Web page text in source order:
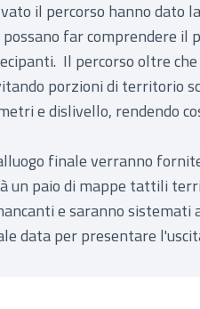
il percorso hanno dato
far comprendere il
Il percorso oltre
porzioni di territorio
e dislivello, rendendo
finale verranno
un paio di mappe tattili
e saranno sistemati
data per presentare